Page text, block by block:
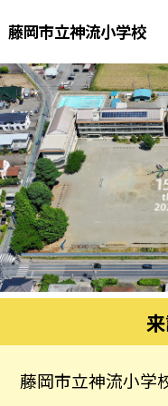
藤岡市立神流小学校
藤岡市立神流小学